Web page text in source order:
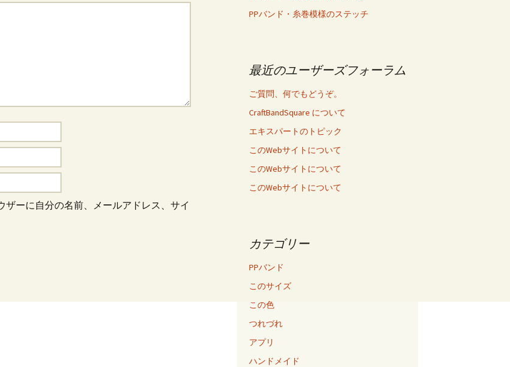
ーに自分の名前、メールアドレス、サイ
PPバンド・糸巻模様のステッチ
最近のユーザーズフォーラム
ご質問、何でもどうぞ。
CraftBandSquare について
エキスパートのトピック
このWebサイトについて
このWebサイトについて
このWebサイトについて
カテゴリー
PPバンド
このサイズ
この色
つれづれ
アプリ
ハンドメイド